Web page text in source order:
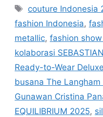
Tags
couture Indonesia
fashion Indonesia,
metallic, fashion
kolaborasi
Ready-to-Wear
busana The
Gunawan Cristina
EQUILIBRIUM 2025,